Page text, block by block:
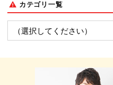
カテゴリ一覧